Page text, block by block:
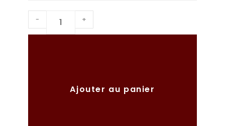
- +
Ajouter au panier